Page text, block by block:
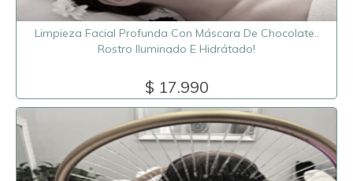
Limpieza Facial Profunda Con Máscara De Chocolate..
Rostro Iluminado E Hidrátado!
$ 17.990